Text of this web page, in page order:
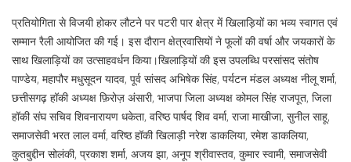
प्रतियोगिता से विजयी होकर लौटने पर पटरी पार क्षेत्र में खिलाड़ियों का भव्य स्वागत एवं
सम्मान रैली आयोजित की गई। इस दौरान क्षेत्रवासियों ने फूलों की वर्षा और जयकारों के
साथ खिलाड़ियों का उत्साहवर्धन किया।खिलाड़ियों की इस उपलब्धि परसांसद संतोष
पाण्डेय, महापौर मधुसूदन यादव, पूर्व सांसद अभिषेक सिंह, पर्यटन मंडल अध्यक्ष नीलू शर्मा,
छत्तीसगढ़ हॉकी अध्यक्ष फ़िरोज़ अंसारी, भाजपा जिला अध्यक्ष कोमल सिंह राजपूत, जिला
हॉकी संघ सचिव शिवनारायण धकेता, वरिष्ठ पार्षद शिव वर्मा, राजा माखीजा, सुनील साहू,
समाजसेवी भरत लाल वर्मा, वरिष्ठ हॉकी खिलाड़ी नरेश डाकलिया, रमेश डाकलिया,
कुतबुद्दीन सोलंकी, प्रकाश शर्मा, अजय झा, अनूप श्रीवास्तव, कुमार स्वामी, समाजसेवी